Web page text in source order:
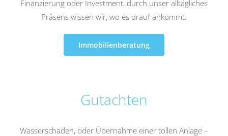
Finanzierung oder Investment, durch unser alltägliches
Präsens wissen wir, wo es drauf ankommt.
Immobilienberatung
Gutachten
Wasserschaden, oder Übernahme einer tollen Anlage –